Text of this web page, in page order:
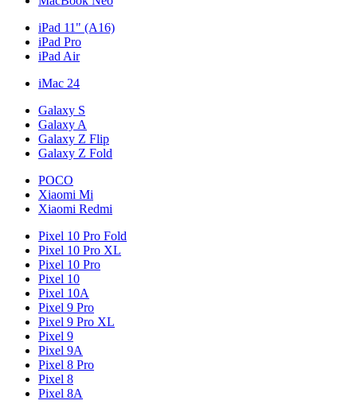
iPad 11" (A16)
iPad Pro
iPad Air
iMac 24
Galaxy S
Galaxy A
Galaxy Z Flip
Galaxy Z Fold
POCO
Xiaomi Mi
Xiaomi Redmi
Pixel 10 Pro Fold
Pixel 10 Pro XL
Pixel 10 Pro
Pixel 10
Pixel 10A
Pixel 9 Pro
Pixel 9 Pro XL
Pixel 9
Pixel 9A
Pixel 8 Pro
Pixel 8
Pixel 8A